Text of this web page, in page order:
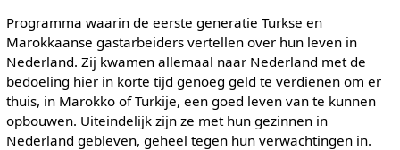
Programma waarin de eerste generatie Turkse en
Marokkaanse gastarbeiders vertellen over hun leven in
Nederland. Zij kwamen allemaal naar Nederland met de
bedoeling hier in korte tijd genoeg geld te verdienen om er
thuis, in Marokko of Turkije, een goed leven van te kunnen
opbouwen. Uiteindelijk zijn ze met hun gezinnen in
Nederland gebleven, geheel tegen hun verwachtingen in.